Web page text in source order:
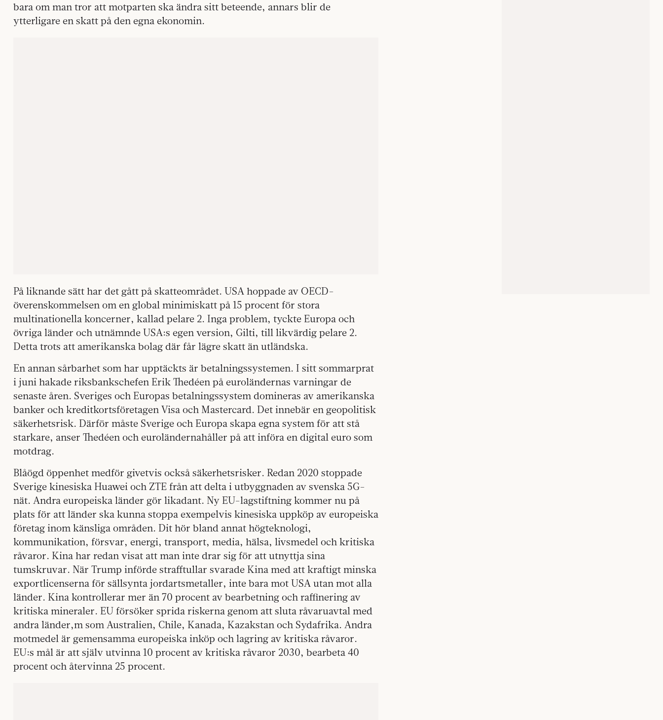
bara om man tror att motparten ska ändra sitt beteende, annars blir de
ytterligare en skatt på den egna ekonomin.
På liknande sätt har det gått på skatteområdet. USA hoppade av OECD-
överenskommelsen om en global minimiskatt på 15 procent för stora
multinationella koncerner, kallad pelare 2. Inga problem, tyckte Europa och
övriga länder och utnämnde USA:s egen version, Gilti, till likvärdig pelare 2.
Detta trots att amerikanska bolag där får lägre skatt än utländska.
En annan sårbarhet som har upptäckts är betalningssystemen. I sitt sommarprat
i juni hakade riksbankschefen Erik Thedéen på euroländernas varningar de
senaste åren. Sveriges och Europas betalningssystem domineras av amerikanska
banker och kreditkortsföretagen Visa och Mastercard. Det innebär en geopolitisk
säkerhetsrisk. Därför måste Sverige och Europa skapa egna system för att stå
starkare, anser Thedéen och euroländernahåller på att införa en digital euro som
motdrag.
Blåögd öppenhet medför givetvis också säkerhetsrisker. Redan 2020 stoppade
Sverige kinesiska Huawei och ZTE från att delta i utbyggnaden av svenska 5G-
nät. Andra europeiska länder gör likadant. Ny EU-lagstiftning kommer nu på
plats för att länder ska kunna stoppa exempelvis kinesiska uppköp av europeiska
företag inom känsliga områden. Dit hör bland annat högteknologi,
kommunikation, försvar, energi, transport, media, hälsa, livsmedel och kritiska
råvaror. Kina har redan visat att man inte drar sig för att utnyttja sina
tumskruvar. När Trump införde strafftullar svarade Kina med att kraftigt minska
exportlicenserna för sällsynta jordartsmetaller, inte bara mot USA utan mot alla
länder. Kina kontrollerar mer än 70 procent av bearbetning och raffinering av
kritiska mineraler. EU försöker sprida riskerna genom att sluta råvaruavtal med
andra länder,m som Australien, Chile, Kanada, Kazakstan och Sydafrika. Andra
motmedel är gemensamma europeiska inköp och lagring av kritiska råvaror.
EU:s mål är att själv utvinna 10 procent av kritiska råvaror 2030, bearbeta 40
procent och återvinna 25 procent.